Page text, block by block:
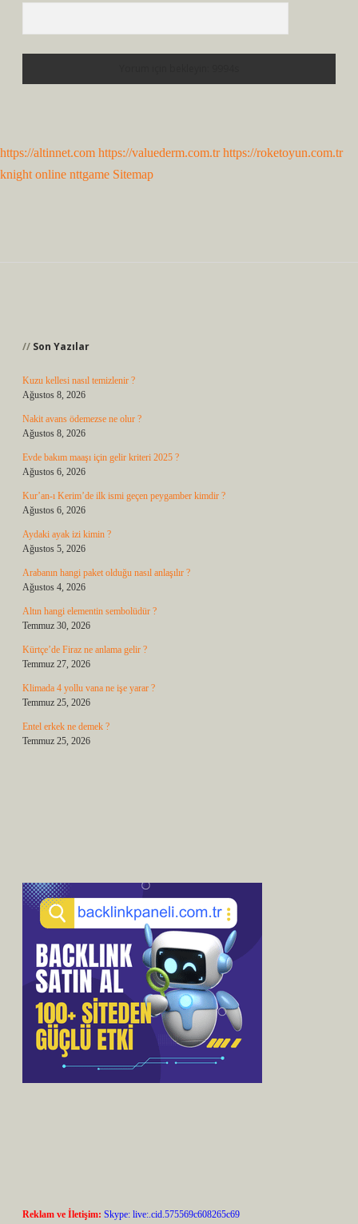
https://altinnet.com https://valuederm.com.tr https://roketoyun.com.tr
knight online nttgame Sitemap
Son Yazılar
Kuzu kellesi nasıl temizlenir ?
Ağustos 8, 2026
Nakit avans ödemezse ne olur ?
Ağustos 8, 2026
Evde bakım maaşı için gelir kriteri 2025 ?
Ağustos 6, 2026
Kur’an-ı Kerim’de ilk ismi geçen peygamber kimdir ?
Ağustos 6, 2026
Aydaki ayak izi kimin ?
Ağustos 5, 2026
Arabanın hangi paket olduğu nasıl anlaşılır ?
Ağustos 4, 2026
Altın hangi elementin sembolüdür ?
Temmuz 30, 2026
Kürtçe’de Firaz ne anlama gelir ?
Temmuz 27, 2026
Klimada 4 yollu vana ne işe yarar ?
Temmuz 25, 2026
Entel erkek ne demek ?
Temmuz 25, 2026
Reklam ve İletişim: Skype: live:.cid.575569c608265c69